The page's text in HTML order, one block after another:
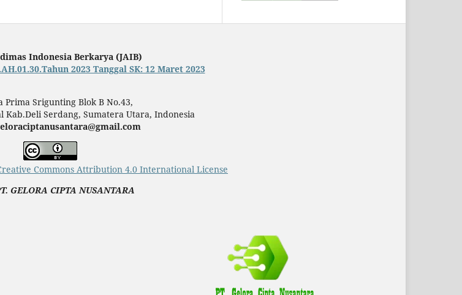
Indonesia Berkarya (JAIB)
2023 Tanggal SK: 12 Maret 2023
Prima Srigunting Blok B No.43,
Kab.Deli Serdang, Sumatera Utara, Indonesia
Commons Attribution 4.0 International License
GELORA CIPTA NUSANTARA